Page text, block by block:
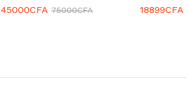
45000CFA 75000CFA 18899CFA